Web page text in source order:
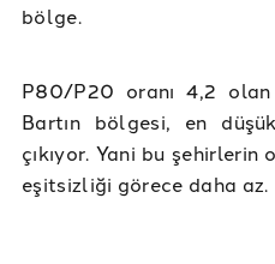
bölge.
P80/P20 oranı 4,2
Bartın bölgesi, en
çıkıyor. Yani bu
eşitsizliği görece daha az.